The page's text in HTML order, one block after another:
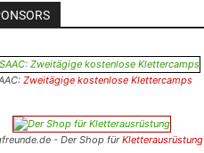
Zweitägige kostenlose Klettercamps
- Der Shop fürKletterausrüstung